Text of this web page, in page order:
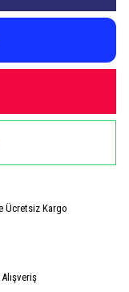
Ücretsiz Kargo